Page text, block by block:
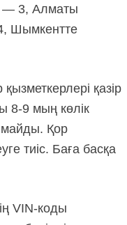
— 3, Алматы
Шымкентте
қазір
8-9 мың көлік
Қор
тиіс. Баға басқа
VIN-коды